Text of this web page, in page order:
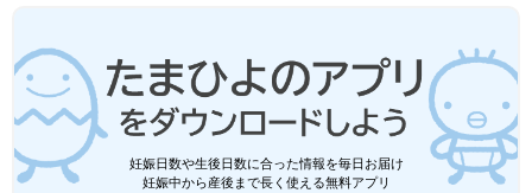
妊娠日数や生後日数に合った情報を毎日お届け
妊娠中から産後まで長く使える無料アプリ